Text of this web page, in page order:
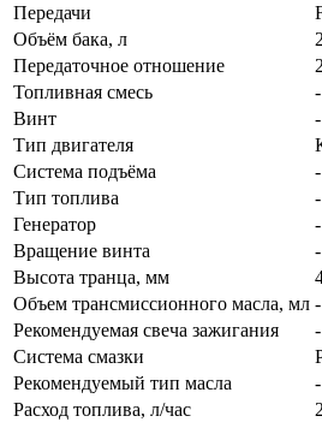
Передачи
Объём бака, л
Передаточное отношение
Топливная смесь
-
Винт
-
Тип двигателя
Система подъёма
-
Тип топлива
-
Генератор
-
Вращение винта
-
Высота транца, мм
Объем трансмиссионного масла, мл -
Рекомендуемая свеча зажигания
-
Система смазки
Рекомендуемый тип масла
-
Расход топлива, л/час